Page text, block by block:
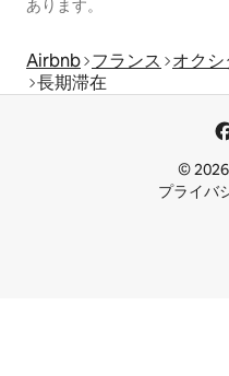
あります。
Airbnb フランス オク
長期滞在
©
プライバ